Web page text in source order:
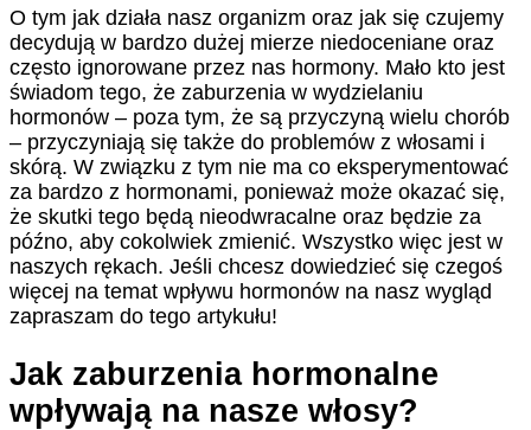
O tym jak działa nasz organizm oraz jak się czujemy
decydują w bardzo dużej mierze niedoceniane oraz
często ignorowane przez nas hormony. Mało kto jest
świadom tego, że zaburzenia w wydzielaniu
hormonów – poza tym, że są przyczyną wielu chorób
– przyczyniają się także do problemów z włosami i
skórą. W związku z tym nie ma co eksperymentować
za bardzo z hormonami, ponieważ może okazać się,
że skutki tego będą nieodwracalne oraz będzie za
późno, aby cokolwiek zmienić. Wszystko więc jest w
naszych rękach. Jeśli chcesz dowiedzieć się czegoś
więcej na temat wpływu hormonów na nasz wygląd
zapraszam do tego artykułu!
Jak zaburzenia hormonalne
wpływają na nasze włosy?